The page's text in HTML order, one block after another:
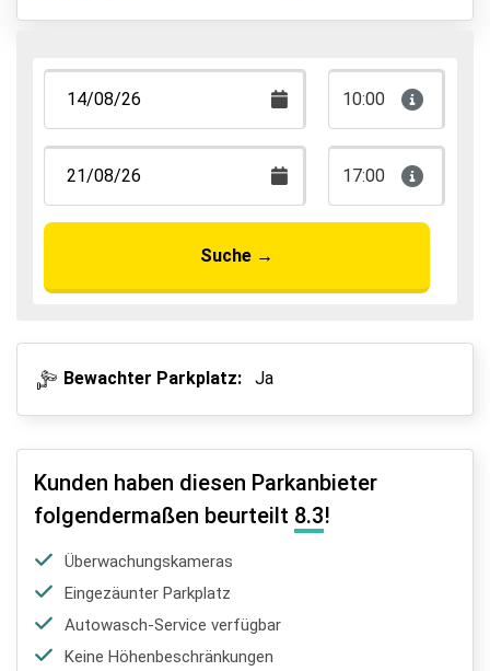
10:00
17:00
Suche →
Bewachter Parkplatz: Ja
Kunden haben diesen Parkanbieter
folgendermaßen beurteilt 8.3!
Überwachungskameras
Eingezäunter Parkplatz
Autowasch-Service verfügbar
Keine Höhenbeschränkungen